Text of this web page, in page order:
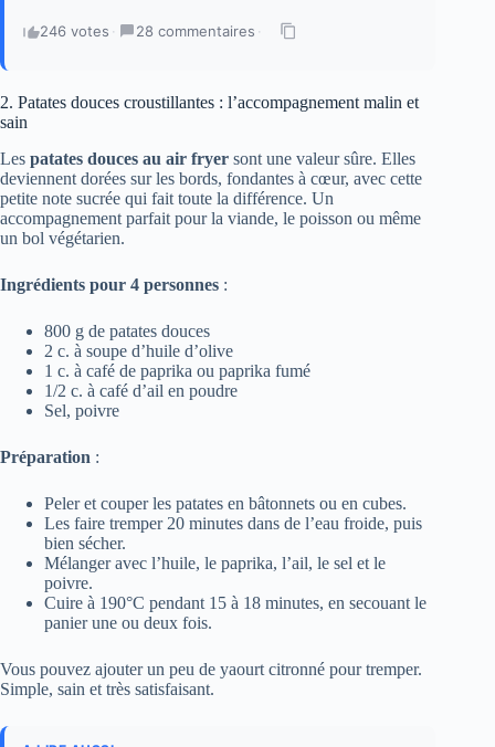
246 votes · 28 commentaires ·
2. Patates douces croustillantes : l’accompagnement malin et
sain
Les patates douces au air fryer sont une valeur sûre. Elles
deviennent dorées sur les bords, fondantes à cœur, avec cette
petite note sucrée qui fait toute la différence. Un
accompagnement parfait pour la viande, le poisson ou même
un bol végétarien.
Ingrédients pour 4 personnes :
800 g de patates douces
2 c. à soupe d’huile d’olive
1 c. à café de paprika ou paprika fumé
1/2 c. à café d’ail en poudre
Sel, poivre
Préparation :
Peler et couper les patates en bâtonnets ou en cubes.
Les faire tremper 20 minutes dans de l’eau froide, puis
bien sécher.
Mélanger avec l’huile, le paprika, l’ail, le sel et le
poivre.
Cuire à 190°C pendant 15 à 18 minutes, en secouant le
panier une ou deux fois.
Vous pouvez ajouter un peu de yaourt citronné pour tremper.
Simple, sain et très satisfaisant.